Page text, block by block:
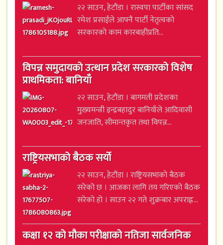
२२ साउन, हेटौंडा । रास्वपा पार्टीका सांसद
रमेश प्रसाईंले आफ्नै पार्टी नेतृत्वको
सरकारको काम कारबाहीप्रति...
विपन्न समुदायको उत्थान प्रदेश सरकारको विशेष
प्राथमिकता: बानियाँ
२२ साउन, हेटौंडा । बागमती प्रदेशका
मुख्यमन्त्री इन्द्रबहादुर बानियाँले आदिवासी
जनजाति, सीमान्तकृत तथा विपन्न...
राष्ट्रियसभाको बैठक सर्यो
२२ साउन, हेटौंडा । राष्ट्रियसभाको बैठक
सरेको छ । आजका लागि तय गरिएको बैठक
सरेको हो । साउन २२ गते शुक्रबार अपराह्न...
कक्षा १२ को मौका परीक्षाको नतिजा सार्वजनिक